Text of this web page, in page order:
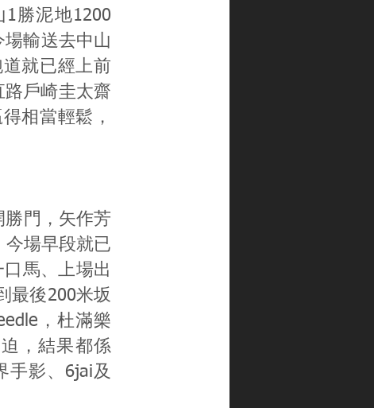
勝泥地1200
輸送去中山
就已經上前
戶崎圭太齋
相當輕鬆，
勝門，矢作芳
今場早段就已
馬、上場出
最後200米坂
，杜滿樂
，結果都係
手影、6jai及